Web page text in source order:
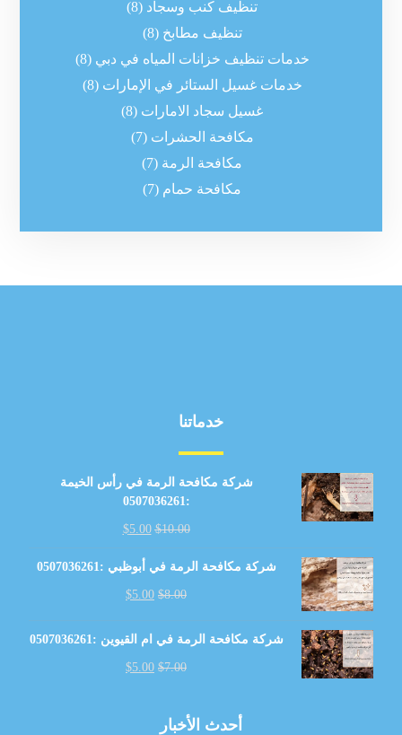
تنظيف كنب وسجاد (8)
تنظيف مطابخ (8)
خدمات تنظيف خزانات المياه في دبي (8)
خدمات غسيل الستائر في الإمارات (8)
غسيل سجاد الامارات (8)
مكافحة الحشرات (7)
مكافحة الرمة (7)
مكافحة حمام (7)
خدماتنا
شركة مكافحة الرمة في رأس الخيمة
:0507036261
$10.00
$5.00
شركة مكافحة الرمة في أبوظبي :0507036261
$8.00
$5.00
شركة مكافحة الرمة في ام القيوين :0507036261
$7.00
$5.00
أحدث الأخبار